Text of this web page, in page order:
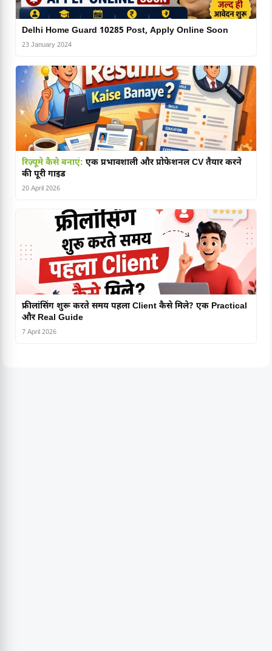
Delhi Home Guard 10285 Post, Apply Online Soon
23 January 2024
रिज़्यूमे कैसे बनाएं: एक प्रभावशाली और प्रोफेशनल CV तैयार करने
की पूरी गाइड
20 April 2026
फ्रीलांसिंग शुरू करते समय पहला Client कैसे मिले? एक Practical
और Real Guide
7 April 2026